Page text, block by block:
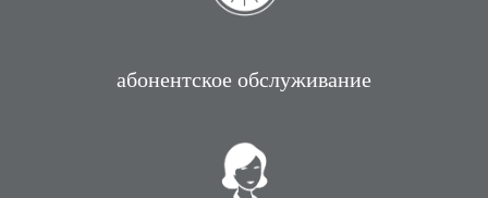
абонентское обслуживание